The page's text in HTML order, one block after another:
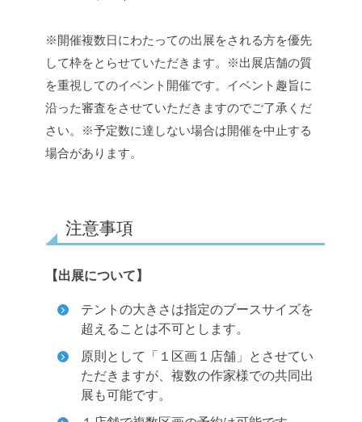
※開催複数日にわたっての出展をされる方を優先
して枠をとらせていただきます。
※出展店舗の質
を重視してのイベント開催です。イベント趣旨に
沿った審査をさせていただきますのでご了承くだ
さい。
※予定数に達しない場合は開催を中止する
場合があります。
注意事項
【出展について】
テントの大きさは指定のブースサイズを
超えることは不可とします。
原則として「１区画１店舗」とさせてい
ただきますが、複数の作家様での共同出
展も可能です。